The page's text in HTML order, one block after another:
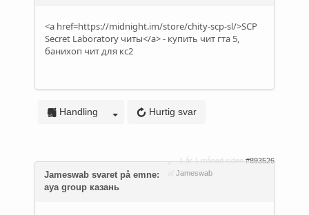
<a href=https://midnight.im/store/chity-scp-sl/>SCP
Secret Laboratory читы</a> - купить чит гта 5,
банихоп чит для кс2
Hurtig svar
Handling
1 år 1 måned siden #893526
Jameswab
Jameswab svaret på emne:
aya group казань